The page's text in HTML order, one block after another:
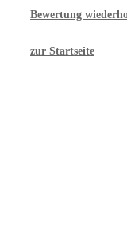
Bewertung
zur Startseite